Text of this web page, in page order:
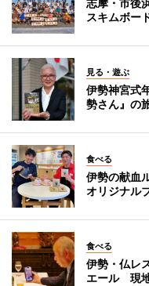
志摩・市後
スキムボー
見る・遊ぶ
伊勢神宮式
勢さん』の
食べる
伊勢の献血
オリジナル
食べる
伊勢・仏レ
エール 現